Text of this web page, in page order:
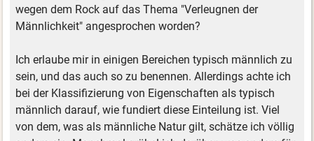
wegen dem Rock auf das Thema "Verleugnen der
Männlichkeit" angesprochen worden?
Ich erlaube mir in einigen Bereichen typisch männlich zu
sein, und das auch so zu benennen. Allerdings achte ich
bei der Klassifizierung von Eigenschaften als typisch
männlich darauf, wie fundiert diese Einteilung ist. Viel
von dem, was als männliche Natur gilt, schätze ich völlig